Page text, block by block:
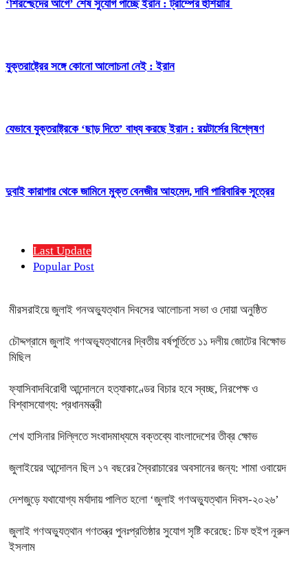
‘শিরশ্ছেদের আগে’ শেষ সুযোগ পাচ্ছে ইরান : ট্রাম্পের হুঁশিয়ারি
যুক্তরাষ্ট্রের সঙ্গে কোনো আলোচনা নেই : ইরান
যেভাবে যুক্তরাষ্ট্রকে ‘ছাড় দিতে’ বাধ্য করছে ইরান : রয়টার্সের বিশ্লেষণ
দুবাই কারাগার থেকে জামিনে মুক্ত বেনজীর আহমেদ, দাবি পারিবারিক সূত্রের
Last Update
Popular Post
মীরসরাইয়ে জুলাই গনঅভ্যুত্থান দিবসের আলোচনা সভা ও দোয়া অনুষ্ঠিত
চৌদ্দগ্রামে জুলাই গণঅভ্যূত্থানের দ্বিতীয় বর্ষপূর্তিতে ১১ দলীয় জোটের বিক্ষোভ
মিছিল
ফ্যাসিবাদবিরোধী আন্দোলনে হত্যাকাণ্ডের বিচার হবে স্বচ্ছ, নিরপেক্ষ ও
বিশ্বাসযোগ্য: প্রধানমন্ত্রী
শেখ হাসিনার দিল্লিতে সংবাদমাধ্যমে বক্তব্যে বাংলাদেশের তীব্র ক্ষোভ
জুলাইয়ের আন্দোলন ছিল ১৭ বছরের স্বৈরাচারের অবসানের জন্য: শামা ওবায়েদ
দেশজুড়ে যথাযোগ্য মর্যাদায় পালিত হলো ‘জুলাই গণঅভ্যুত্থান দিবস-২০২৬’
জুলাই গণঅভ্যুত্থান গণতন্ত্র পুনঃপ্রতিষ্ঠার সুযোগ সৃষ্টি করেছে: চিফ হুইপ নূরুল
ইসলাম